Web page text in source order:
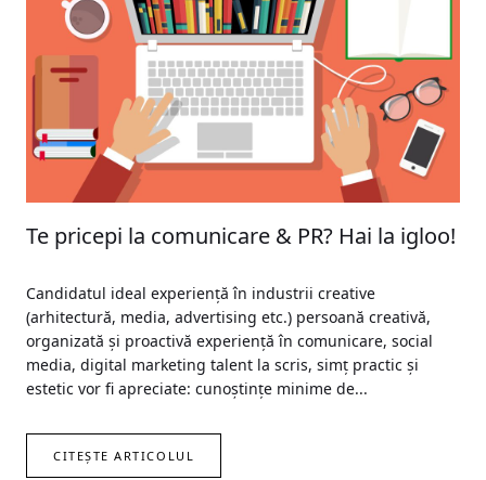
Te pricepi la comunicare & PR? Hai la igloo!
Candidatul ideal experiență în industrii creative
(arhitectură, media, advertising etc.) persoană creativă,
organizată și proactivă experiență în comunicare, social
media, digital marketing talent la scris, simț practic și
estetic vor fi apreciate: cunoștințe minime de...
CITEȘTE ARTICOLUL